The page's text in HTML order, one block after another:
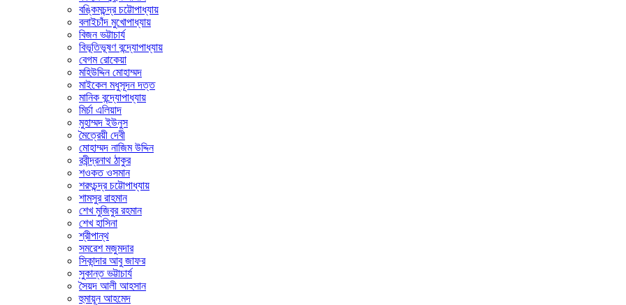
বঙ্কিমচন্দ্র চট্টোপাধ্যায়
বলাইচাঁদ মুখোপাধ্যায়
বিজন ভট্টাচার্য
বিভূতিভূষণ বন্দ্যোপাধ্যায়
বেগম রোকেয়া
মহিউদ্দিন মোহাম্মদ
মাইকেল মধুসূদন দত্ত
মানিক বন্দ্যোপাধ্যায়
মির্চা এলিয়াদ
মুহাম্মদ ইউনুস
মৈত্রেয়ী দেবী
মোহাম্মদ নাজিম উদ্দিন
রবীন্দ্রনাথ ঠাকুর
শওকত ওসমান
শরৎচন্দ্র চট্টোপাধ্যায়
শামসুর রাহমান
শেখ মুজিবুর রহমান
শেখ হাসিনা
শ্রীপান্থ
সমরেশ মজুমদার
সিকান্দার আবু জাফর
সুকান্ত ভট্টাচার্য
সৈয়দ আলী আহসান
হুমায়ূন আহমেদ